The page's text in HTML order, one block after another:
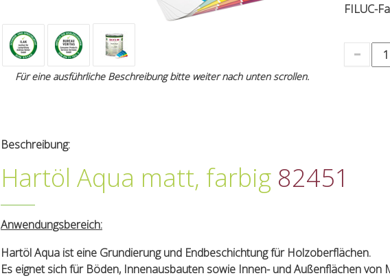
Für eine ausführliche Beschreibung bitte weiter nach unten scrollen.
FILUC-
Beschreibung:
Hartöl Aqua matt, farbig 82451
Anwendungsbereich:
Hartöl Aqua ist eine Grundierung und Endbeschichtung für Holzoberflächen.
Es eignet sich für Böden, Innenausbauten sowie Innen- und Außenflächen von